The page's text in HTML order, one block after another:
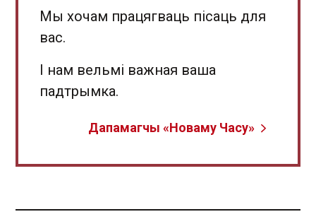
Мы хочам працягваць пісаць для
вас.
І нам вельмі важная ваша
падтрымка.
Дапамагчы «Новаму Часу»